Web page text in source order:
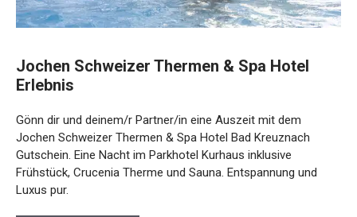
Jochen Schweizer Thermen & Spa Hotel
Erlebnis
Gönn dir und deinem/r Partner/in eine Auszeit mit dem
Jochen Schweizer Thermen & Spa Hotel Bad Kreuznach
Gutschein. Eine Nacht im Parkhotel Kurhaus inklusive
Frühstück, Crucenia Therme und Sauna. Entspannung und
Luxus pur.